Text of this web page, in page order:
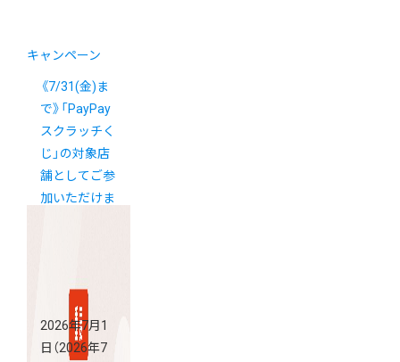
キャンペーン
《7/31(金)ま
で》「PayPay
スクラッチく
じ」の対象店
舗としてご参
加いただけま
2026年7月1
日 （2026年7